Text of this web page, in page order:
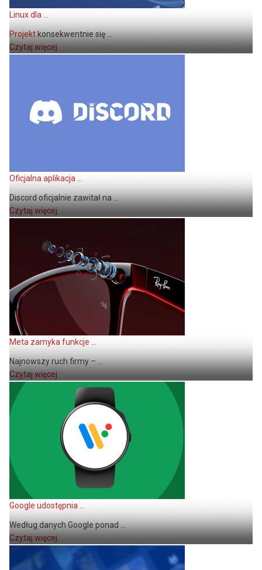
Linux dla ...
Projektkonsekwentnie się ...
Czytaj więcej
Oficjalna aplikacja ...
Discord oficjalnie zawitał na ...
Czytaj więcej
Meta zamyka funkcje ...
Najnowszy ruch firmy – ...
Czytaj więcej
Google udostępnia ...
Według danych Google ponad ...
Czytaj więcej